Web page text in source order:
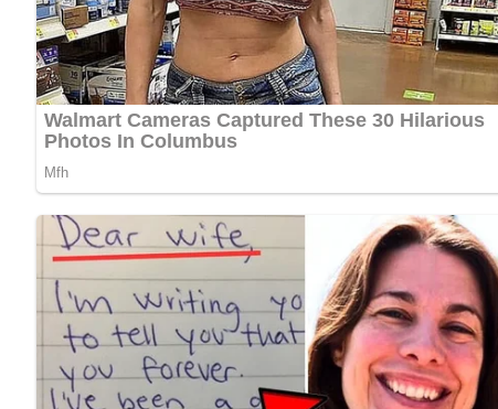
Nach: Äpfel-Birnen-Quitten, Verlag für die Frau, Leipzig, DDR, 1990
Jetzt Sterne vergeben – Rezept